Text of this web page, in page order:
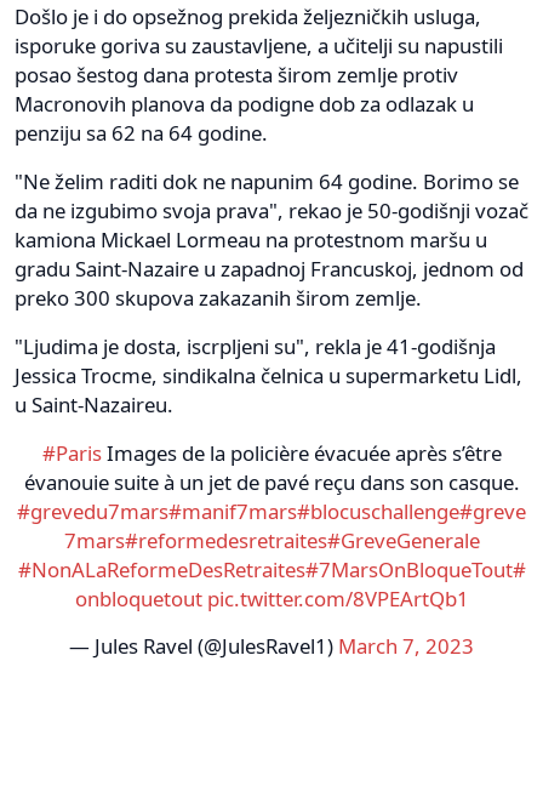
Došlo je i do opsežnog prekida željezničkih usluga,
isporuke goriva su zaustavljene, a učitelji su napustili
posao šestog dana protesta širom zemlje protiv
Macronovih planova da podigne dob za odlazak u
penziju sa 62 na 64 godine.
"Ne želim raditi dok ne napunim 64 godine. Borimo se
da ne izgubimo svoja prava", rekao je 50-godišnji vozač
kamiona Mickael Lormeau na protestnom maršu u
gradu Saint-Nazaire u zapadnoj Francuskoj, jednom od
preko 300 skupova zakazanih širom zemlje.
"Ljudima je dosta, iscrpljeni su", rekla je 41-godišnja
Jessica Trocme, sindikalna čelnica u supermarketu Lidl,
u Saint-Nazaireu.
#ParisImages de la policière évacuée après s’être
évanouie suite à un jet de pavé reçu dans son casque.
#grevedu7mars#manif7mars#blocuschallenge#greve
7mars#reformedesretraites#GreveGenerale
#NonALaReformeDesRetraites#7MarsOnBloqueTout#
onbloquetout pic.twitter.com/8VPEArtQb1
— Jules Ravel (@JulesRavel1) March 7, 2023